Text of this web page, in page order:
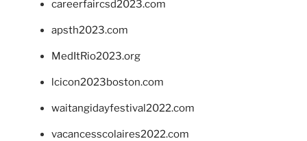
careerfaircsd2023.com
apsth2023.com
MedItRio2023.org
lcicon2023boston.com
waitangidayfestival2022.com
vacancesscolaires2022.com